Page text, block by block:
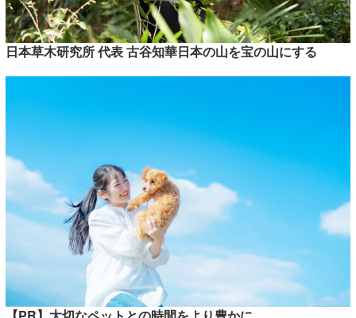
日本草木研究所 代表 古谷知華日本の山を宝の山にする